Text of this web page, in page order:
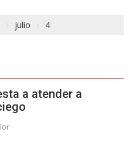
julio 4
a atender a